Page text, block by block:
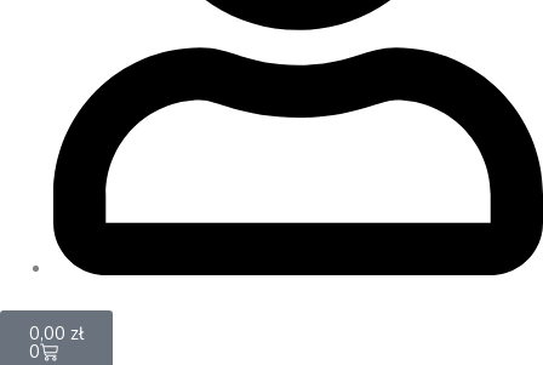
0,00 zł
0
Cart